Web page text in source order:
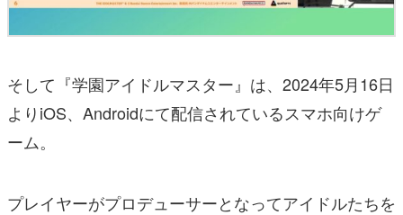
そして『学園アイドルマスター』は、2024年5月16日
よりiOS、Androidにて配信されているスマホ向けゲ
ーム。
プレイヤーがプロデューサーとなってアイドルたちを